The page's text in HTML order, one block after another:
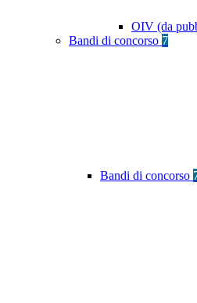
OIV (da
Bandi di concorso 7
Bandi di concorso